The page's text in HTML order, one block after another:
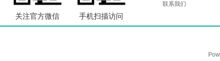
关注官方微信 手机扫描访问
联系我们